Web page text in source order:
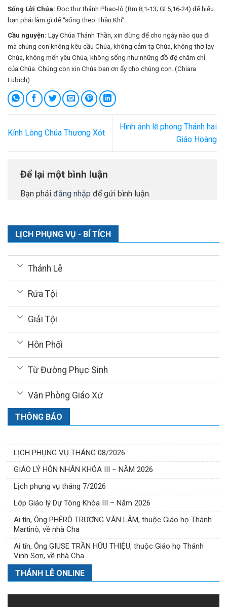
Sống Lời Chúa: Đọc thư thánh Phao-lô (Rm 8,1-13; Gl 5,16-24) để hiểu
bạn phải làm gì để “sống theo Thần Khí”.
Cầu nguyện: Lạy Chúa Thánh Thần, xin đừng để cho ngày nào qua đi
mà chúng con không kêu cầu Chúa, không cảm tạ Chúa, không thờ lạy
Chúa, không mến yêu Chúa, không sống như những đồ đệ chăm chỉ
của Chúa. Chúng con xin Chúa ban ơn ấy cho chúng con. (Chiara
Lubich)
Kính Lòng Chúa Thương Xót
Hình ảnh lễ phong Thánh hai
Giáo Hoàng
Để lại một bình luận
Bạn phải đăng nhập để gửi bình luận.
LỊCH PHỤNG VỤ - BÍ TÍCH
Thánh Lễ
Rửa Tội
Giải Tội
Hôn Phối
Từ Đường Phục Sinh
Văn Phòng Giáo Xứ
THÔNG BÁO
LỊCH PHỤNG VỤ THÁNG 08/2026
GIÁO LÝ HÔN NHÂN KHÓA III – NĂM 2026
Lịch phụng vụ tháng 7/2026
Lớp Giáo lý Dự Tòng Khóa III – Năm 2026
Ai tín, Ông PHÊRÔ TRƯƠNG VĂN LÂM, thuộc Giáo họ Thánh
Martinô, về nhà Cha
Ai tín, Ông GIUSE TRẦN HỮU THIỆU, thuộc Giáo họ Thánh
Vinh Sơn, về nhà Cha
THÁNH LỄ ONLINE